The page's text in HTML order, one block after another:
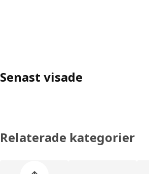
Senast visade
Relaterade kategorier